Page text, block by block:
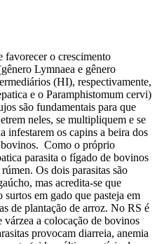
favorecer o crescimento
Lymnaea e gênero
(HI), respectivamente,
e o Paramphistomum cervi)
são fundamentais para que
neles, se multipliquem e se
infestarem os capins a beira dos
bovinos. Como o próprio
parasita o fígado de bovinos
Os dois parasitas são
mas acredita-se que
em gado que pasteja em
de plantação de arroz. No RS é
a colocação de bovinos
provocam diarreia, anemia